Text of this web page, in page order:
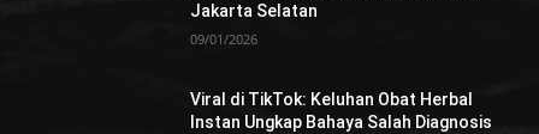
Jakarta Selatan
09/01/2026
Viral di TikTok: Keluhan Obat Herbal
Instan Ungkap Bahaya Salah Diagnosis